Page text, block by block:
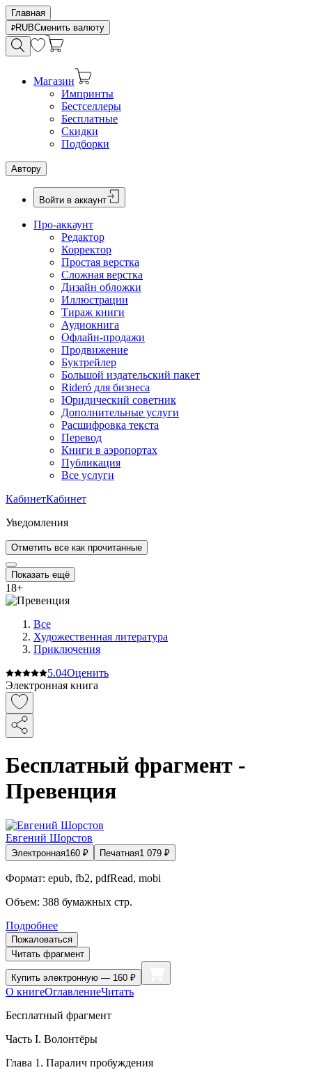
Главная
RUBСменить валюту
Магазин
Импринты
Бестселлеры
Бесплатные
Скидки
Подборки
Автору
Войти в аккаунт
Про-аккаунт
Редактор
Корректор
Простая верстка
Сложная верстка
Дизайн обложки
Иллюстрации
Тираж книги
Аудиокнига
Офлайн-продажи
Продвижение
Буктрейлер
Большой издательский пакет
Rideró для бизнеса
Юридический советник
Дополнительные услуги
Расшифровка текста
Перевод
Книги в аэропортах
Публикация
Все услуги
КабинетКабинет
Уведомления
Отметить все как прочитанные
Показать ещё
18+
Все
Художественная литература
Приключения
5.04Оценить
Электронная книга
Бесплатный фрагмент -
Превенция
Евгений Шорстов
Электронная160 ₽ Печатная1 079 ₽
Формат: epub, fb2, pdfRead, mobi
Объем: 388 бумажных стр.
Подробнее
Пожаловаться
Читать фрагмент
Купить электронную — 160 ₽
О книгеОглавлениеЧитать
Бесплатный фрагмент
Часть I. Волонтёры
Глава 1. Паралич пробуждения